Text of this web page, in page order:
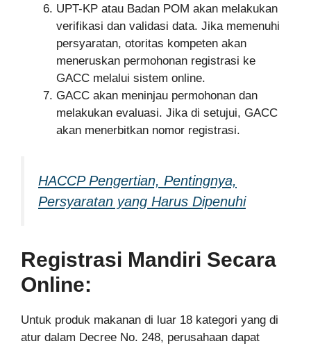
UPT-KP atau Badan POM akan melakukan
verifikasi dan validasi data. Jika memenuhi
persyaratan, otoritas kompeten akan
meneruskan permohonan registrasi ke
GACC melalui sistem online.
GACC akan meninjau permohonan dan
melakukan evaluasi. Jika di setujui, GACC
akan menerbitkan nomor registrasi.
HACCP Pengertian, Pentingnya,
Persyaratan yang Harus Dipenuhi
Registrasi Mandiri Secara
Online:
Untuk produk makanan di luar 18 kategori yang di
atur dalam Decree No. 248, perusahaan dapat